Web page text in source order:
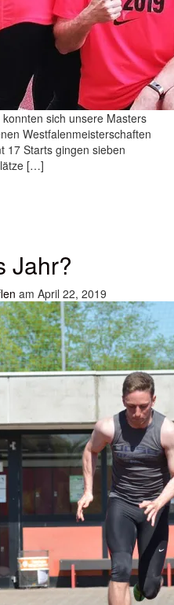
sich unsere Masters
Westfalenmeisterschaften
17 Starts gingen sieben
[…]
Jahr?
am April 22, 2019